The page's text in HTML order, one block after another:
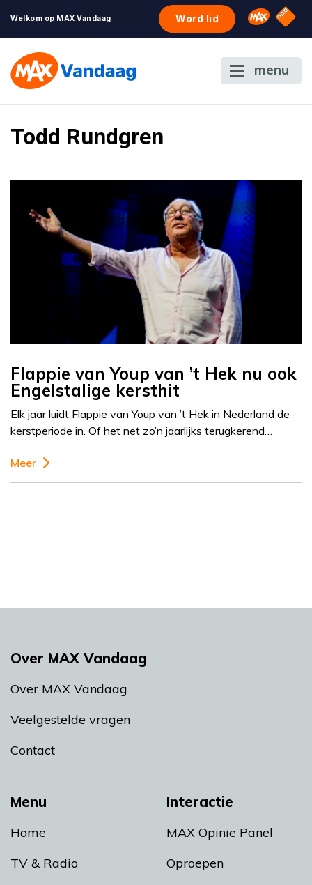
Welkom op MAX Vandaag Word lid Omroep
NPO
menu
Todd Rundgren
Flappie van Youp van ’t Hek nu ook
Engelstalige kersthit
Elk jaar luidt Flappie van Youp van ’t Hek in Nederland de
kerstperiode in. Of het net zo’n jaarlijks terugkerend…
Meer
Menu
Home
TV & Radio
Interactie
MAX Opinie Panel
Oproepen
Over MAX Vandaag
Over MAX Vandaag
Veelgestelde vragen
Contact